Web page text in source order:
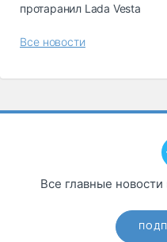
протаранил Lada Vesta
Все новости
Все главные